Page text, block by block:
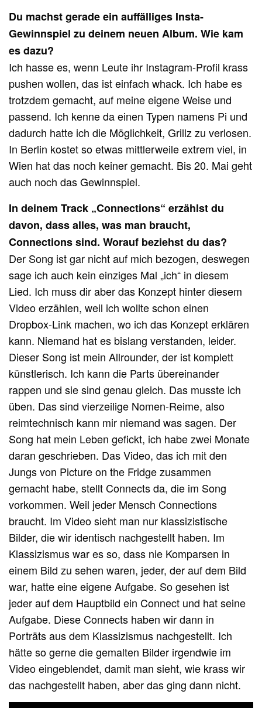
Du machst gerade ein auffälliges Insta-
Gewinnspiel zu deinem neuen Album. Wie kam
es dazu?
Ich hasse es, wenn Leute ihr Instagram-Profil krass
pushen wollen, das ist einfach whack. Ich habe es
trotzdem gemacht, auf meine eigene Weise und
passend. Ich kenne da einen Typen namens Pi und
dadurch hatte ich die Möglichkeit, Grillz zu verlosen.
In Berlin kostet so etwas mittlerweile extrem viel, in
Wien hat das noch keiner gemacht. Bis 20. Mai geht
auch noch das Gewinnspiel.
In deinem Track „Connections“ erzählst du
davon, dass alles, was man braucht,
Connections sind. Worauf beziehst du das?
Der Song ist gar nicht auf mich bezogen, deswegen
sage ich auch kein einziges Mal „ich“ in diesem
Lied. Ich muss dir aber das Konzept hinter diesem
Video erzählen, weil ich wollte schon einen
Dropbox-Link machen, wo ich das Konzept erklären
kann. Niemand hat es bislang verstanden, leider.
Dieser Song ist mein Allrounder, der ist komplett
künstlerisch. Ich kann die Parts übereinander
rappen und sie sind genau gleich. Das musste ich
üben. Das sind vierzeilige Nomen-Reime, also
reimtechnisch kann mir niemand was sagen. Der
Song hat mein Leben gefickt, ich habe zwei Monate
daran geschrieben. Das Video, das ich mit den
Jungs von Picture on the Fridge zusammen
gemacht habe, stellt Connects da, die im Song
vorkommen. Weil jeder Mensch Connections
braucht. Im Video sieht man nur klassizistische
Bilder, die wir identisch nachgestellt haben. Im
Klassizismus war es so, dass nie Komparsen in
einem Bild zu sehen waren, jeder, der auf dem Bild
war, hatte eine eigene Aufgabe. So gesehen ist
jeder auf dem Hauptbild ein Connect und hat seine
Aufgabe. Diese Connects haben wir dann in
Porträts aus dem Klassizismus nachgestellt. Ich
hätte so gerne die gemalten Bilder irgendwie im
Video eingeblendet, damit man sieht, wie krass wir
das nachgestellt haben, aber das ging dann nicht.